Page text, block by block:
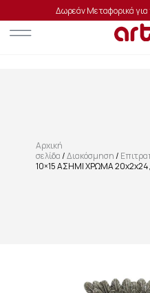
Δωρεάν Μεταφορικά
Αρχική
σελίδα/Διακόσμηση/
10×15 ΑΣΗΜΙ ΧΡΩΜΑ